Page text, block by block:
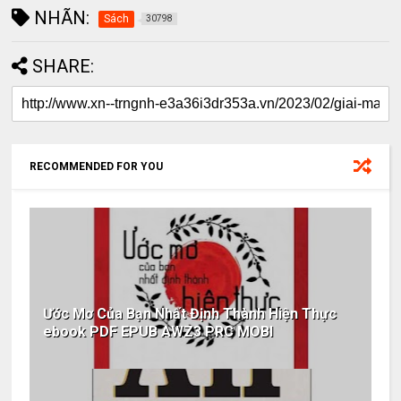
NHÃN: Sách 30798
SHARE:
RECOMMENDED FOR YOU
Ước Mơ Của Bạn Nhất Định Thành Hiện Thực
ebook PDF EPUB AWZ3 PRC MOBI